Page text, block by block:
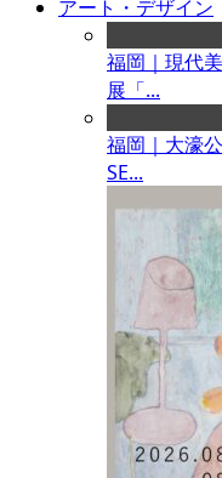
アート・デザイン
福岡｜現代
展「...
福岡｜大濠
SE...